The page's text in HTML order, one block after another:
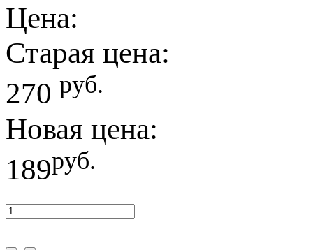
Цена:
Старая цена:
270 руб.
Новая цена:
189руб.